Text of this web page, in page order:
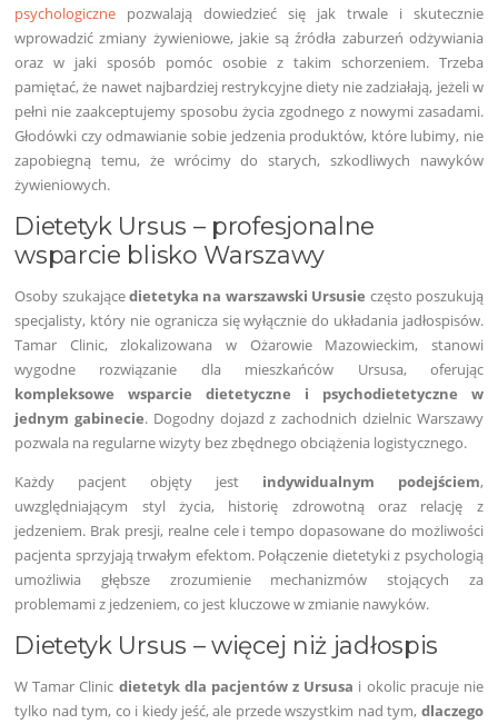
psychologiczne pozwalają dowiedzieć się jak trwale i skutecznie
wprowadzić zmiany żywieniowe, jakie są źródła zaburzeń odżywiania
oraz w jaki sposób pomóc osobie z takim schorzeniem. Trzeba
pamiętać, że nawet najbardziej restrykcyjne diety nie zadziałają, jeżeli w
pełni nie zaakceptujemy sposobu życia zgodnego z nowymi zasadami.
Głodówki czy odmawianie sobie jedzenia produktów, które lubimy, nie
zapobiegną temu, że wrócimy do starych, szkodliwych nawyków
żywieniowych.
Dietetyk Ursus – profesjonalne
wsparcie blisko Warszawy
Osoby szukającedietetyka na warszawski Ursusie często poszukują
specjalisty, który nie ogranicza się wyłącznie do układania jadłospisów.
Tamar Clinic, zlokalizowana w Ożarowie Mazowieckim, stanowi
wygodne rozwiązanie dla mieszkańców Ursusa, oferując
kompleksowe wsparcie dietetyczne i psychodietetyczne w
jednym gabinecie. Dogodny dojazd z zachodnich dzielnic Warszawy
pozwala na regularne wizyty bez zbędnego obciążenia logistycznego.
Każdy pacjent objęty jest indywidualnym podejściem,
uwzględniającym styl życia, historię zdrowotną oraz relację z
jedzeniem. Brak presji, realne cele i tempo dopasowane do możliwości
pacjenta sprzyjają trwałym efektom. Połączenie dietetyki z psychologią
umożliwia głębsze zrozumienie mechanizmów stojących za
problemami z jedzeniem, co jest kluczowe w zmianie nawyków.
Dietetyk Ursus – więcej niż jadłospis
W Tamar Clinic dietetyk dla pacjentów z Ursusa i okolic pracuje nie
tylko nad tym, co i kiedy jeść, ale przede wszystkim nad tym, dlaczego